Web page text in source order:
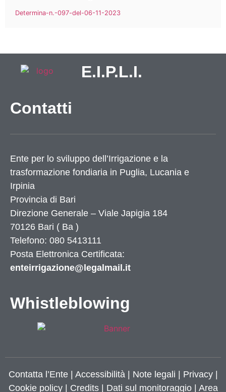
Determina-n.-097-del-06-11-2023
E.I.P.L.I.
Contatti
Ente per lo sviluppo dell’Irrigazione e la
trasformazione fondiaria in Puglia, Lucania e
Irpinia
Provincia di Bari
Direzione Generale – Viale Japigia 184
70126 Bari ( Ba )
Telefono: 080 5413111
Posta Elettronica Certificata:
enteirrigazione@legalmail.it
Whistleblowing
Contatta l’Ente| Accessibilità | Note legali | Privacy|
Cookie policy| Credits| Dati sul monitoraggio | Area